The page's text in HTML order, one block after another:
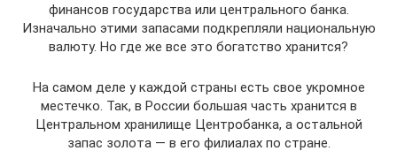
финансов государства или центрального банка.
Изначально этими запасами подкрепляли национальную
валюту. Но где же все это богатство хранится?
На самом деле у каждой страны есть свое укромное
местечко. Так, в России большая часть хранится в
Центральном хранилище Центробанка, а остальной
запас золота — в его филиалах по стране.